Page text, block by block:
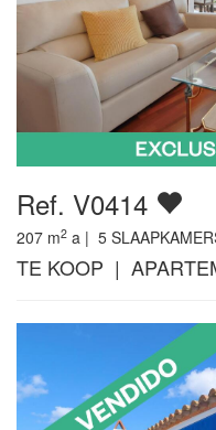
Ref. V0414
207 m2 a | 5
TE KOOP |